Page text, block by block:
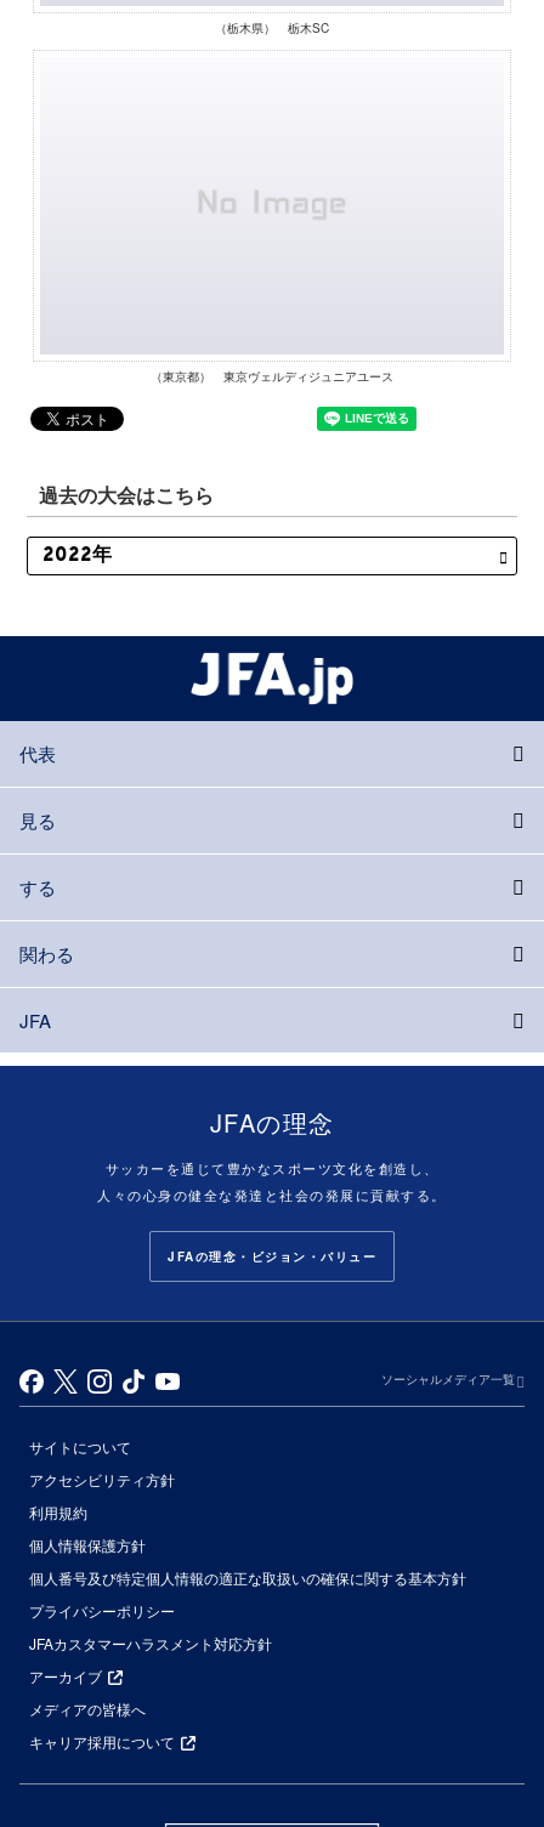
（栃木県） 栃木SC
（東京都） 東京ヴェルディジュニアユース
過去の大会はこちら
代表
見る
する
関わる
JFA
JFAの理念
サッカーを通じて豊かなスポーツ文化を創造し、
人々の心身の健全な発達と社会の発展に貢献する。
JFAの理念・ビジョン・バリュー
ソーシャルメディア一覧
サイトについて
アクセシビリティ方針
利用規約
個人情報保護方針
個人番号及び特定個人情報の適正な取扱いの確保に関する基本方針
プライバシーポリシー
JFAカスタマーハラスメント対応方針
アーカイブ
メディアの皆様へ
キャリア採用について